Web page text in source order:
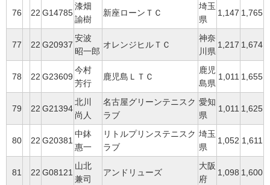
76 22 G14785
漆畑
諭樹
新座ローンＴＣ
埼玉
県
1,147 1,765
77 22 G20937
安波
昭一郎
オレンジヒルＴＣ
神奈
川県
1,217 1,674
78 22 G23609
今村
芳行
鹿児島ＬＴＣ
鹿児
島県
1,011 1,655
79 22 G21394
北川
尚人
名古屋グリーンテニスク
ラブ
愛知
県
1,011 1,625
80 22 G20381
中鉢
惠一
リトルプリンステニスク
ラブ
埼玉
県
1,052 1,611
81 22 G08121
山北
兼司
アンドリューズ
大阪
府
1,098 1,600